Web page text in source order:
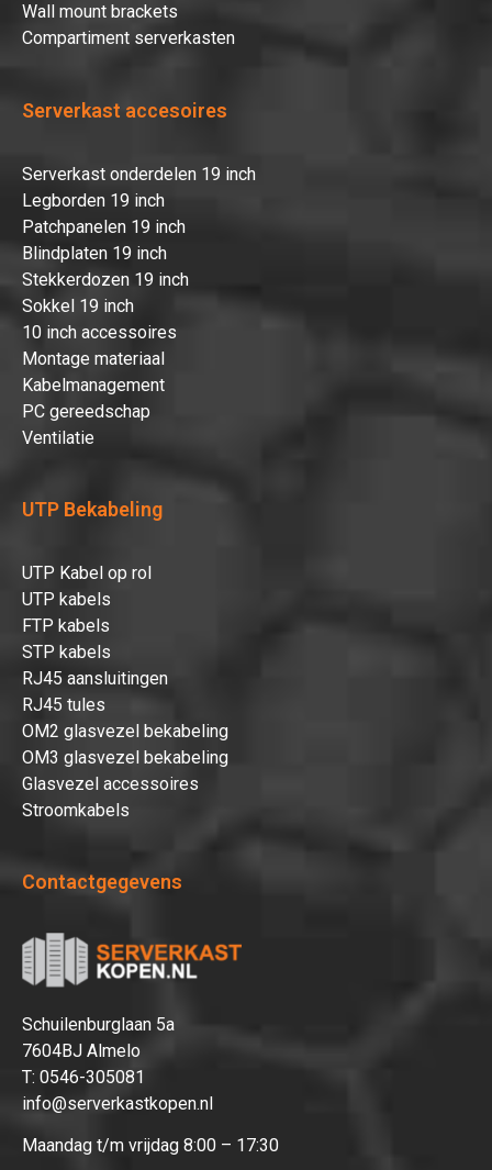
Wall mount brackets
Compartiment serverkasten
Serverkast accesoires
Serverkast onderdelen 19 inch
Legborden 19 inch
Patchpanelen 19 inch
Blindplaten 19 inch
Stekkerdozen 19 inch
Sokkel 19 inch
10 inch accessoires
Montage materiaal
Kabelmanagement
PC gereedschap
Ventilatie
UTP Bekabeling
UTP Kabel op rol
UTP kabels
FTP kabels
STP kabels
RJ45 aansluitingen
RJ45 tules
OM2 glasvezel bekabeling
OM3 glasvezel bekabeling
Glasvezel accessoires
Stroomkabels
Contactgegevens
Schuilenburglaan 5a
7604BJ Almelo
T: 0546-305081
info@serverkastkopen.nl
Maandag t/m vrijdag 8:00 – 17:30
Hartelijk dank!
Dit product is succesvol toegevoegd
aan uw winkelwagen!